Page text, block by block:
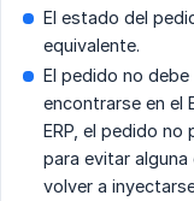
El estado del
equivalente.
El pedido no
encontrarse en el
ERP, el pedido
para evitar
volver a